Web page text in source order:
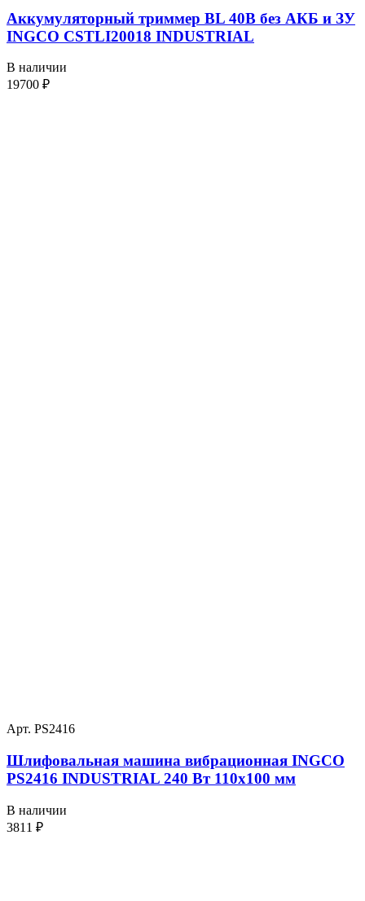
Аккумуляторный триммер BL 40В без АКБ и ЗУ
INGCO CSTLI20018 INDUSTRIAL
В наличии
19700 ₽
Арт. PS2416
Шлифовальная машина вибрационная INGCO
PS2416 INDUSTRIAL 240 Вт 110х100 мм
В наличии
3811 ₽